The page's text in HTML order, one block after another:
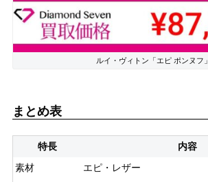
ルイ・ヴィトン「エピ ポンヌフ」
まとめ表
特長
内容
素材
エピ・レザー